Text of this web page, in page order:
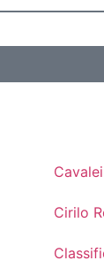
Cirilo